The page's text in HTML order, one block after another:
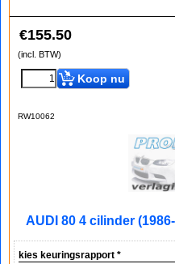
€155.50
(incl. BTW)
Koop nu
RW10062
AUDI 80 4 cilinder
kies keuringsrapport *